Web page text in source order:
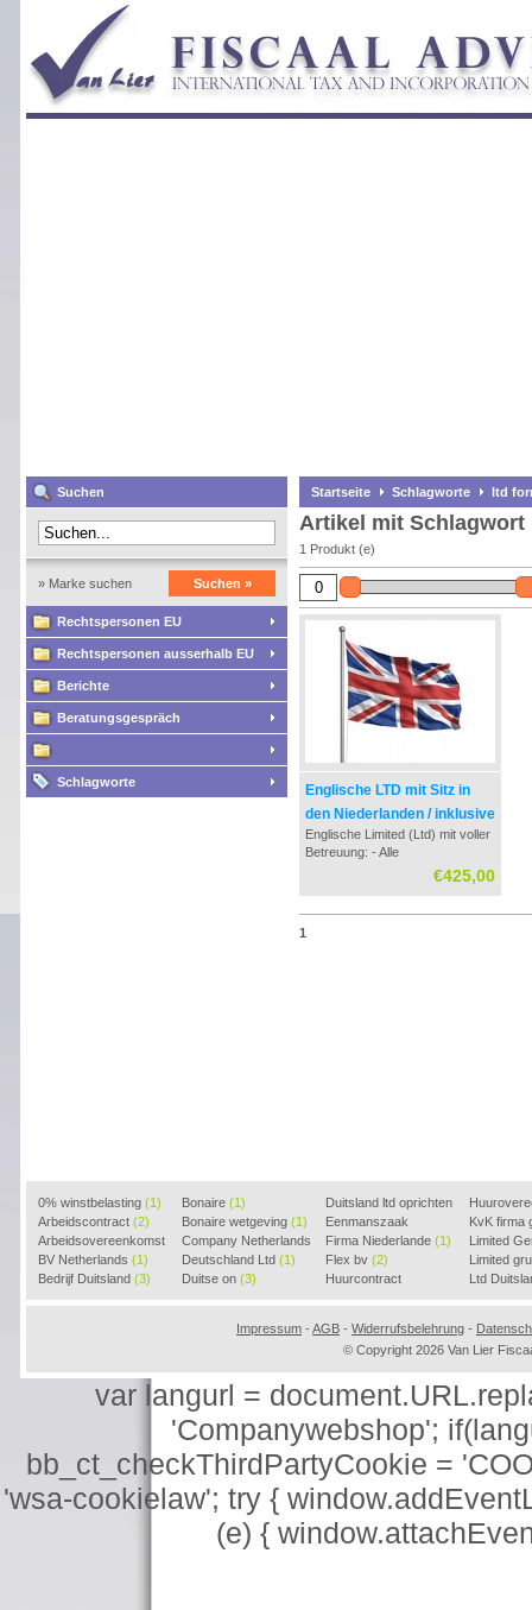
Suchen
» Marke suchen Suchen »
Rechtspersonen EU
Rechtspersonen ausserhalb EU
Berichte
Beratungsgespräch
Schlagworte
Startseite Schlagworte ltd
Artikel mit
1 Produkt (e)
Englische LTD mit Sitz in
den Niederlanden / inklusive
Steuerliche Begeleitung
Englische Limited (Ltd) mit voller
Betreuung: - Alle
verfassungsrechtlichen
Dokumente - Registrierung bei
- Niederländische Bank-
€425,00
1
0% winstbelasting (1)
Arbeidscontract (2)
Arbeidsovereenkomst
(2)
BV Netherlands (1)
Bedrijf Duitsland (3)
Bonaire (1)
Bonaire wetgeving (1)
Company Netherlands
(1)
Deutschland Ltd (1)
Duitse on (3)
Duitsland ltd oprichten
(2)
Eenmanszaak
beginnen(1)
Firma Niederlande (1)
Flex bv (2)
Huurcontract
voorbeeld(3)
KvK firma
Limited
Limited
Ltd
Impressum - AGB - Widerrufsbelehrung -
© Copyright 2026 Van Lier
var langurl =
'Companywebshop';
bb_ct_checkThirdPartyCookie =
'wsa-cookielaw'; try {
(e) {